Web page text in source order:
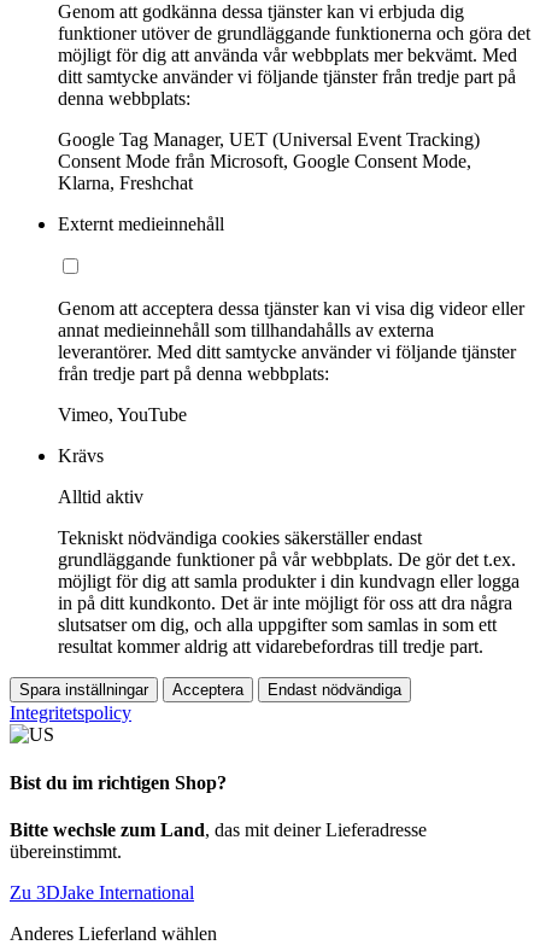
Genom att godkänna dessa tjänster kan vi erbjuda dig
funktioner utöver de grundläggande funktionerna och göra det
möjligt för dig att använda vår webbplats mer bekvämt. Med
ditt samtycke använder vi följande tjänster från tredje part på
denna webbplats:
Google Tag Manager, UET (Universal Event Tracking)
Consent Mode från Microsoft, Google Consent Mode,
Klarna, Freshchat
Externt medieinnehåll
Genom att acceptera dessa tjänster kan vi visa dig videor eller
annat medieinnehåll som tillhandahålls av externa
leverantörer. Med ditt samtycke använder vi följande tjänster
från tredje part på denna webbplats:
Vimeo, YouTube
Krävs
Alltid aktiv
Tekniskt nödvändiga cookies säkerställer endast
grundläggande funktioner på vår webbplats. De gör det t.ex.
möjligt för dig att samla produkter i din kundvagn eller logga
in på ditt kundkonto. Det är inte möjligt för oss att dra några
slutsatser om dig, och alla uppgifter som samlas in som ett
resultat kommer aldrig att vidarebefordras till tredje part.
Spara inställningar Acceptera Endast nödvändiga
Integritetspolicy
Bist du im richtigen Shop?
Bitte wechsle zum Land, das mit deiner Lieferadresse
übereinstimmt.
Zu 3DJake International
Anderes Lieferland wählen